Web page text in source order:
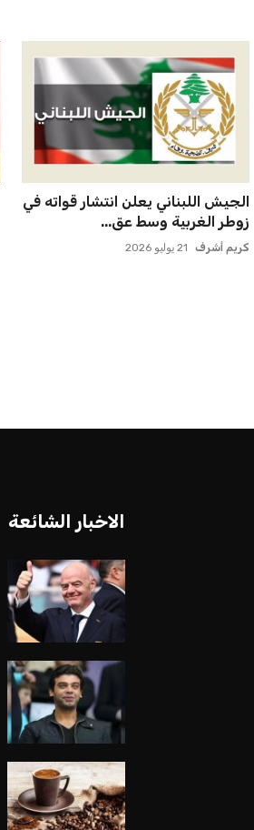
الجيش اللبناني يعلن انتشار قواته في
زوطر الغربية وسط عق...
كريم أشرف 21 يوليو 2026
الاخبار الشائعة